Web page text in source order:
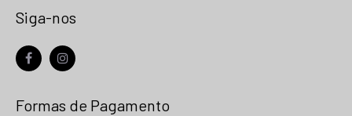
Siga-nos
Formas de Pagamento